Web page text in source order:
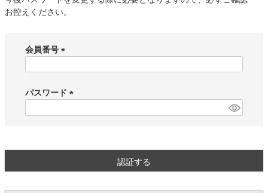
お控えください。
会員番号
須
)
パスワード
認証する